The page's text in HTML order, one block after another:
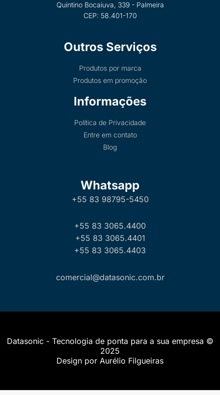
Quintino Bocaiuva, 339 - Palmeira
CEP: 58.401-170
Outros Serviços
Produtos por marca
Produtos em promoção
Informações
Política de Privacidade
Entre em contato
Blog
Whatsapp
+55 83 98795-5450
+55 83 3065.4400
+55 83 3065.4401
+55 83 3065.4403
comercial@datasonic.com.br
Datasonic - Tecnologia de ponta para a sua empresa ©
2025
Design por Aurélio Filgueiras